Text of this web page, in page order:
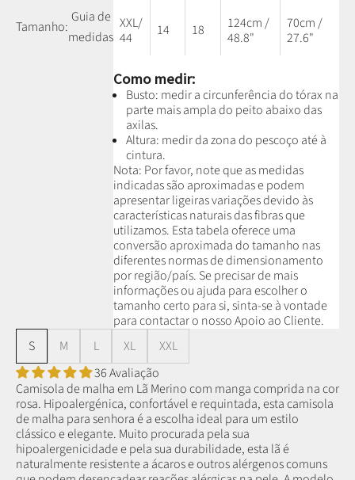
Tamanho:
Guia de
medidas
XXL/
44
14 18
124cm /
48.8"
70cm /
27.6"
Como medir:
Busto: medir a circunferência do tórax na
parte mais ampla do peito abaixo das
axilas.
Altura: medir da zona do pescoço até à
cintura.
Nota: Por favor, note que as medidas
indicadas são aproximadas e podem
apresentar ligeiras variações devido às
características naturais das fibras que
utilizamos. Esta tabela oferece uma
conversão aproximada do tamanho nas
diferentes normas de dimensionamento
por região/país. Se precisar de mais
informações ou ajuda para escolher o
tamanho certo para si, sinta-se à vontade
para contactar o nosso Apoio ao Cliente.
S
M L XL
XXL
36 Avaliação
Camisola de malha em Lã Merino com manga comprida na cor
rosa. Hipoalergénica, confortável e requintada, esta camisola
de malha para senhora é a escolha ideal para um estilo
clássico e elegante. Muito procurada pela sua
hipoalergenicidade e pela sua durabilidade, esta lã é
naturalmente resistente a ácaros e outros alérgenos comuns